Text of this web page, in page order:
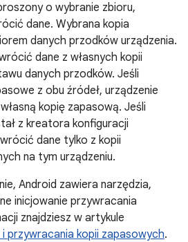
o wybranie zbioru,
dane. Wybrana kopia
danych przodków urządzenia.
dane z własnych kopii
danych przodków. Jeśli
z obu źródeł, urządzenie
kopię zapasową. Jeśli
z kreatora konfiguracji
dane tylko z kopii
na tym urządzeniu.
Android zawiera narzędzia,
inicjowanie przywracania
znajdziesz w artykule
przywracania kopii zapasowych.